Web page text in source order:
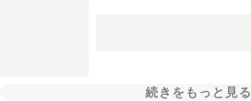
続きをもっと見る